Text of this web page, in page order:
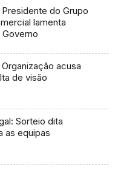
do Grupo
lamenta
acusa
de visão
Sorteio dita
as equipas